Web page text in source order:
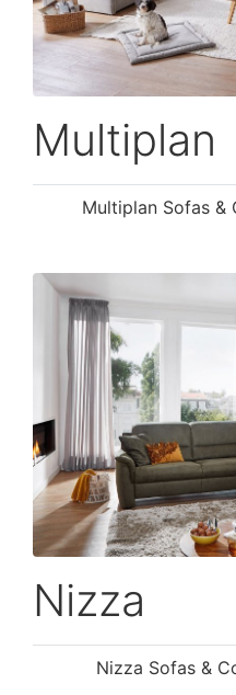
Multiplan
Multiplan Sofas &
Nizza
Nizza Sofas &